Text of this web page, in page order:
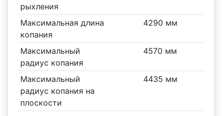
рыхления
Максимальная длина
копания
4290 мм
Максимальный
радиус копания
4570 мм
Максимальный
радиус копания на
плоскости
4435 мм